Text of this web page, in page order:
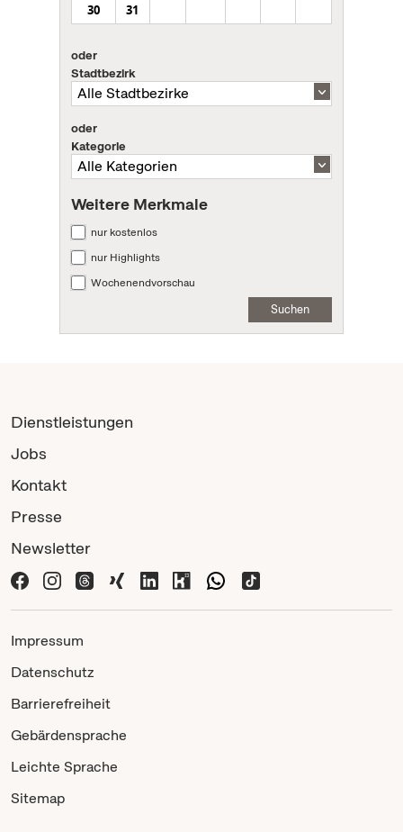
30
31
oder
Stadtbezirk
oder
Kategorie
Weitere Merkmale
nur kostenlos
nur Highlights
Wochenendvorschau
Suchen
Dienstleistungen
Jobs
Kontakt
Presse
Newsletter
Impressum
Datenschutz
Barrierefreiheit
Gebärdensprache
Leichte Sprache
Sitemap